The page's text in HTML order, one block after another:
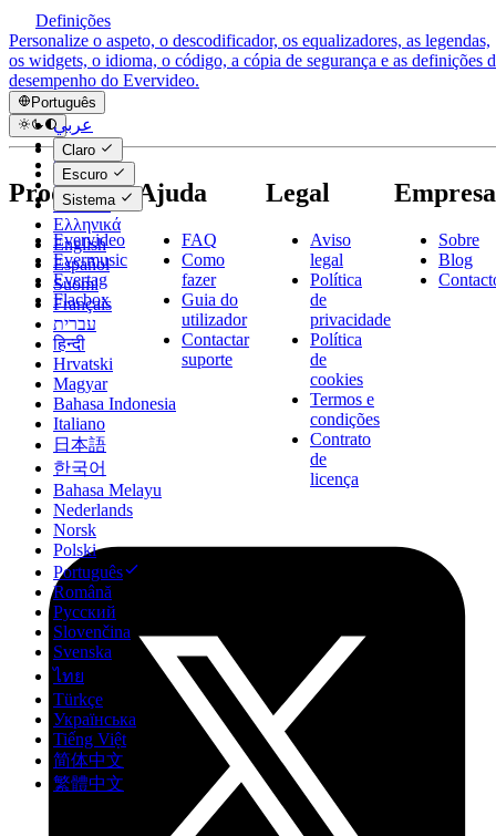
Definições
Personalize o aspeto, o descodificador, os equalizadores, as legendas,
os widgets, o idioma, o código, a cópia de segurança e as definições
desempenho do Evervideo.
Português
عربي
Català
Čeština
Dansk
Deutsch
Ελληνικά
English
Español
Suomi
Français
עברית
हिन्दी
Hrvatski
Magyar
Bahasa Indonesia
Italiano
日本語
한국어
Bahasa Melayu
Nederlands
Norsk
Polski
Português
Română
Русский
Slovenčina
Svenska
ไทย
Türkçe
Українська
Tiếng Việt
简体中文
繁體中文
Claro
Escuro
Sistema
Produtos
Evervideo
Evermusic
Evertag
Flacbox
Ajuda
FAQ
Como
fazer
Guia do
utilizador
Contactar
suporte
Legal
Aviso
legal
Política
de
privacidade
Política
de
cookies
Termos e
condições
Contrato
de
licença
Empresa
Sobre
Blog